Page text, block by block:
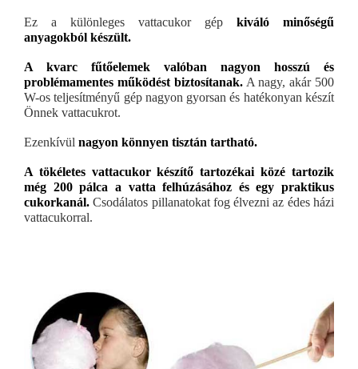
Ez a különleges vattacukor gép kiváló minőségű
anyagokból készült.
A kvarc fűtőelemek valóban nagyon hosszú és
problémamentes működést biztosítanak. A nagy, akár 500
W-os teljesítményű gép nagyon gyorsan és hatékonyan készít
Önnek vattacukrot.
Ezenkívül nagyon könnyen tisztán tartható.
A tökéletes vattacukor készítő tartozékai közé tartozik
még 200 pálca a vatta felhúzásához és egy praktikus
cukorkanál. Csodálatos pillanatokat fog élvezni az édes házi
vattacukorral.